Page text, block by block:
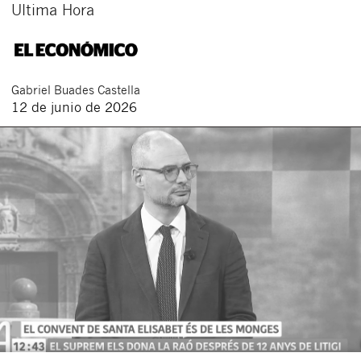
Ultima Hora
Gabriel Buades Castella
12 de junio de 2026